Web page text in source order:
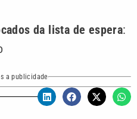
da lista de espera:
a publicidade